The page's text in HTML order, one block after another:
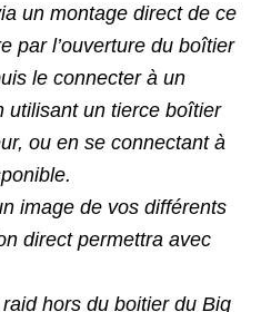
un montage direct de ce
par l’ouverture du boîtier
le connecter à un
utilisant un tierce boîtier
ou en se connectant à
image de vos différents
direct permettra avec
hors du boitier du Big